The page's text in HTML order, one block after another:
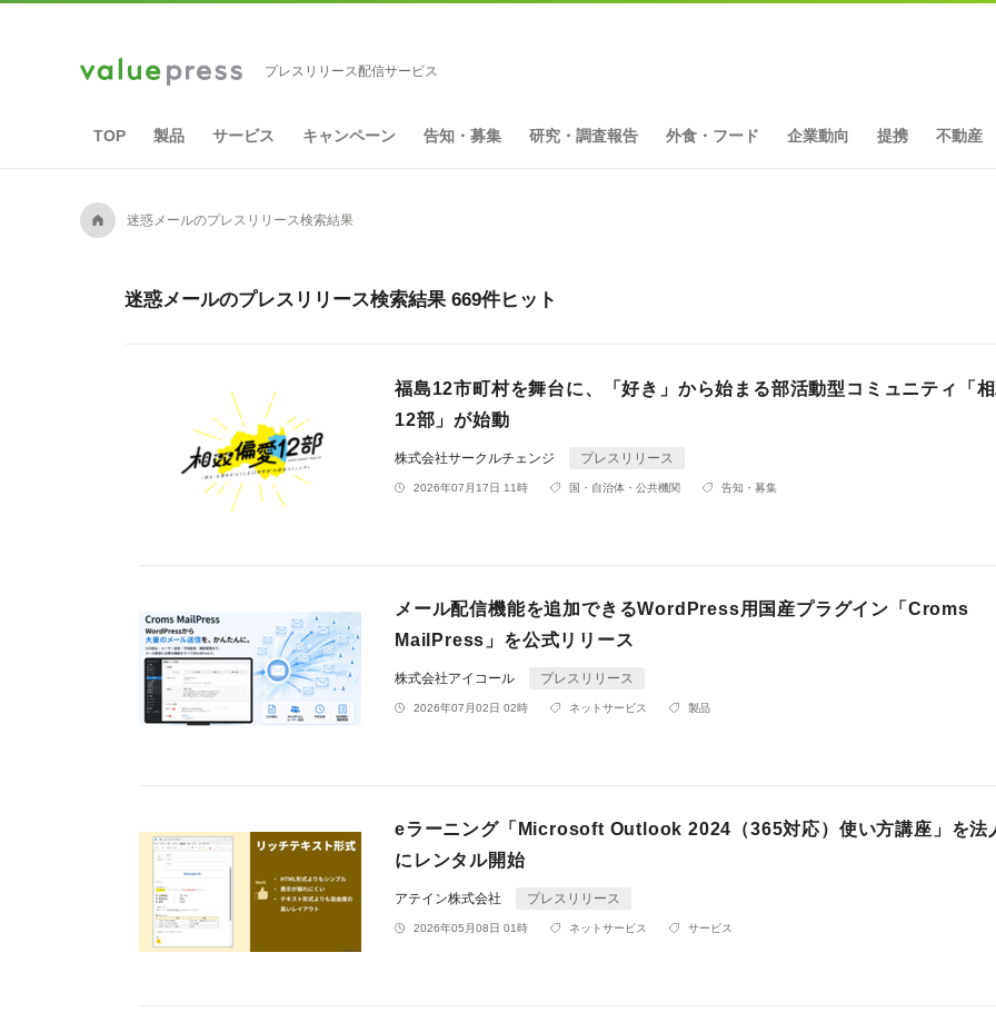
プレスリリース配信サービス
TOP 製品 サービス キャンペーン 告知・募集 研究・調査報告 外食・フード 企業動向 提携 不動産
A 迷惑メールのプレスリリース検索結果
迷惑メールのプレスリリース検索結果 669件ヒット
福島12市町村を舞台に、「好き」から始まる部活動型コミュニティ「
12部」が始動
株式会社サークルチェンジ プレスリリース
2026年07月17日 11時 国・自治体・公共機関 告知・募集
メール配信機能を追加できるWordPress用国産プラグイン「Croms
MailPress」を公式リリース
株式会社アイコール プレスリリース
2026年07月02日 02時 ネットサービス 製品
eラーニング「Microsoft Outlook 2024（365対応）使い方講座」を法
にレンタル開始
アテイン株式会社 プレスリリース
2026年05月08日 01時 ネットサービス サービス